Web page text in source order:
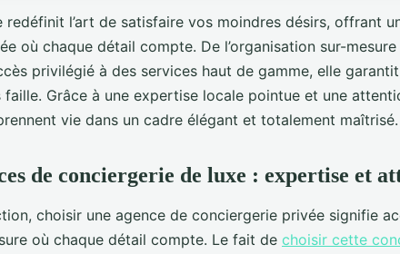
redéfinit l’art de satisfaire vos moindres désirs, offrant
où chaque détail compte. De l’organisation sur-
privilégié à des services haut de gamme, elle
faille. Grâce à une expertise locale pointue et une
vie dans un cadre élégant et totalement maîtrisé.
de conciergerie de luxe : expertise et
choisir une agence de conciergerie privée signifie
où chaque détail compte. Le fait de choisir cette